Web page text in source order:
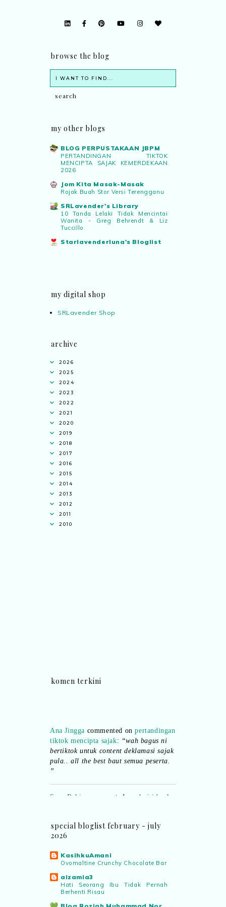
browse the blog
my other blogs
BLOG PERPUSTAKAAN JBPM
PERTANDINGAN TIKTOK
MENCIPTA SAJAK KEMERDEKAAN
2026
Jom Kita Masak-Masak
Rojak Buah Stor Versi Terengganu
SRLavender's Library
10 Tanda Lelaki Tidak Mencintai
Wanita - Greg Behrendt & Liz
Tuccillo
Starlavenderluna's Bloglist
my digital shop
SRLavender Shop
archive
2026
2025
2024
2023
2022
2021
2020
2019
2018
2017
2016
2015
2014
2013
2012
2011
2010
komen terkini
Ana Jingga commented on
pertandingan
tiktok mencipta sajak
“wah bagus ni
bertiktok untuk content deklamasi sajak
pula.. all the best baut semua peserta.
”
Syaz Rahim commented on
dari idea ke
aktiviti interaktif program. Inovasi AI
dan teknologi digital terbaik!”
Syaz Rahimcommented on
“Menarik sungguh Pertandingan TikTok
Mencipta Sajak Kemerdekaan 2026 dari
special bloglist february - july
2026
KasihkuAmani
Ovomaltine Crunchy Chocolate Bar
aizamia3
Hati Seorang Ibu Tidak Pernah
Berhenti Risau